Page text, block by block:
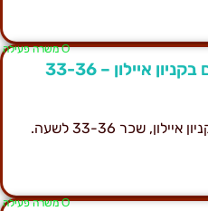
Ο משרה פעילה
מוכרן/ית אופנת גברים ונשים בקניון איילון – 33-36
עבודה במשמרות בחנות אופנה בקניון איילון, שכר 33-36 לשעה.
Ο משרה פעילה